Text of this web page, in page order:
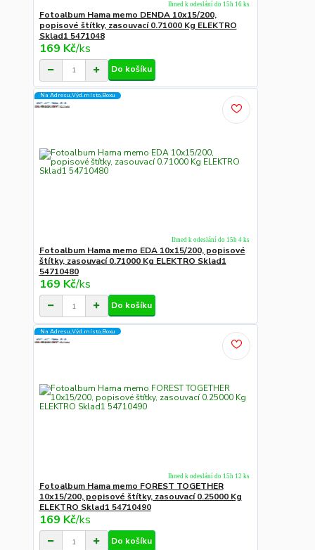
Fotoalbum Hama memo DENDA 10x15/200,
popisové štítky, zasouvací 0.71000 Kg ELEKTRO
Sklad1 5471048
169 Kč/ks
Ihned k odeslání do 15h 16 ks
Do košíku
Na Adresu,Výd.místo,Boxu
Fotoalbum Hama memo EDA 10x15/200, popisové
štítky, zasouvací 0.71000 Kg ELEKTRO Sklad1
54710480
169 Kč/ks
Ihned k odeslání do 15h 4 ks
Do košíku
Na Adresu,Výd.místo,Boxu
Fotoalbum Hama memo FOREST TOGETHER
10x15/200, popisové štítky, zasouvací 0.25000 Kg
ELEKTRO Sklad1 54710490
169 Kč/ks
Ihned k odeslání do 15h 12 ks
Do košíku